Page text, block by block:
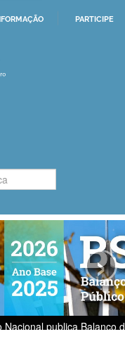
PARTICIPE
Público Nacional de
›